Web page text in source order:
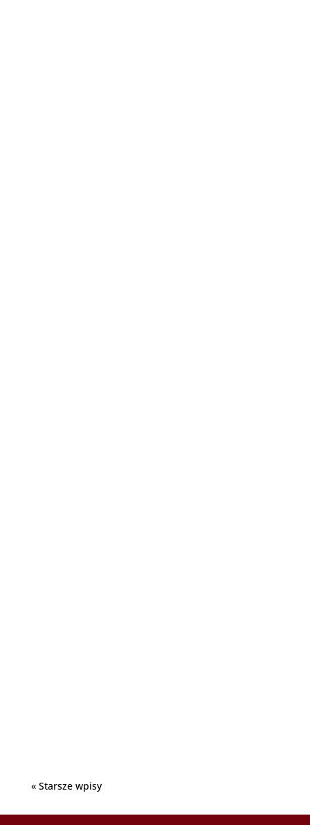
« Starsze wpisy